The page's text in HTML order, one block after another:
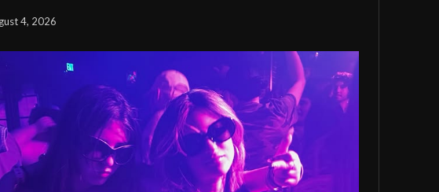
4, 2026